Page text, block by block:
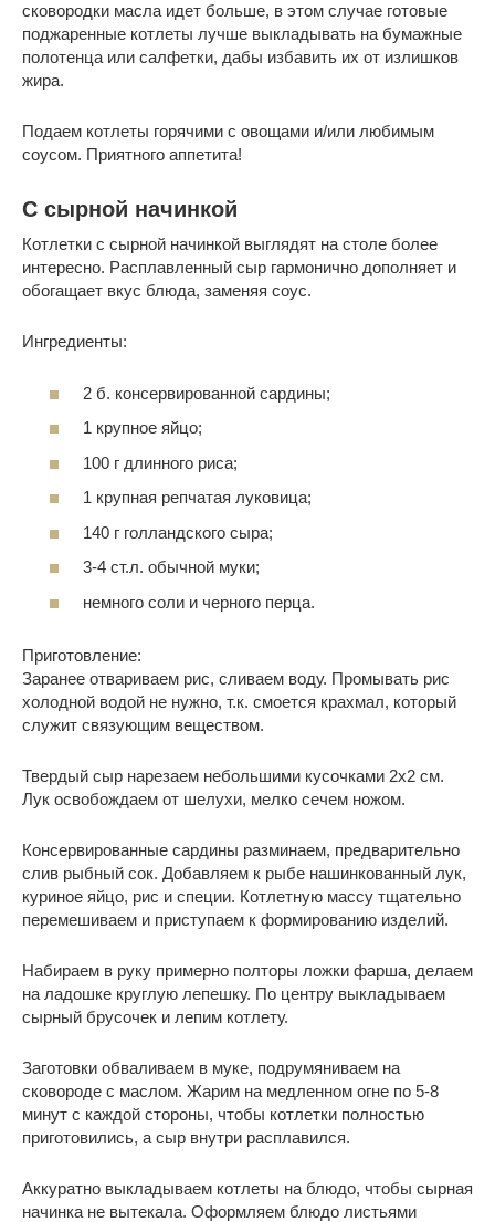
сковородки масла идет больше, в этом случае готовые
поджаренные котлеты лучше выкладывать на бумажные
полотенца или салфетки, дабы избавить их от излишков
жира.
Подаем котлеты горячими с овощами и/или любимым
соусом. Приятного аппетита!
С сырной начинкой
Котлетки с сырной начинкой выглядят на столе более
интересно. Расплавленный сыр гармонично дополняет и
обогащает вкус блюда, заменяя соус.
Ингредиенты:
2 б. консервированной сардины;
1 крупное яйцо;
100 г длинного риса;
1 крупная репчатая луковица;
140 г голландского сыра;
3-4 ст.л. обычной муки;
немного соли и черного перца.
Приготовление:
Заранее отвариваем рис, сливаем воду. Промывать рис
холодной водой не нужно, т.к. смоется крахмал, который
служит связующим веществом.
Твердый сыр нарезаем небольшими кусочками 2х2 см.
Лук освобождаем от шелухи, мелко сечем ножом.
Консервированные сардины разминаем, предварительно
слив рыбный сок. Добавляем к рыбе нашинкованный лук,
куриное яйцо, рис и специи. Котлетную массу тщательно
перемешиваем и приступаем к формированию изделий.
Набираем в руку примерно полторы ложки фарша, делаем
на ладошке круглую лепешку. По центру выкладываем
сырный брусочек и лепим котлету.
Заготовки обваливаем в муке, подрумяниваем на
сковороде с маслом. Жарим на медленном огне по 5-8
минут с каждой стороны, чтобы котлетки полностью
приготовились, а сыр внутри расплавился.
Аккуратно выкладываем котлеты на блюдо, чтобы сырная
начинка не вытекала. Оформляем блюдо листьями